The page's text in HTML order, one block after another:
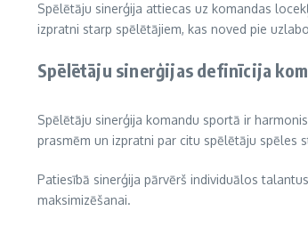
Spēlētāju sinerģija attiecas uz komandas
izpratni starp spēlētājiem, kas noved pie
Spēlētāju sinerģijas definīcija
Spēlētāju sinerģija komandu sportā ir
prasmēm un izpratni par citu spēlētāju spēles
Patiesībā sinerģija pārvērš individuālos
maksimizēšanai.